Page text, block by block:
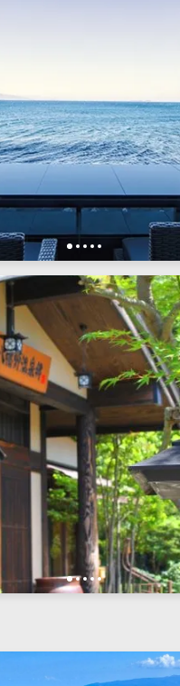
1 2 3 4 5
1 234 5